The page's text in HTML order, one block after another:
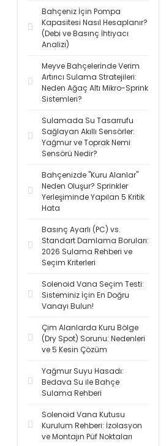
Bahçeniz İçin Pompa
Kapasitesi Nasıl Hesaplanır?
(Debi ve Basınç İhtiyacı
Analizi)
Meyve Bahçelerinde Verim
Artırıcı Sulama Stratejileri:
Neden Ağaç Altı Mikro-Sprink
Sistemleri?
Sulamada Su Tasarrufu
Sağlayan Akıllı Sensörler:
Yağmur ve Toprak Nemi
Sensörü Nedir?
Bahçenizde "Kuru Alanlar"
Neden Oluşur? Sprinkler
Yerleşiminde Yapılan 5 Kritik
Hata
Basınç Ayarlı (PC) vs.
Standart Damlama Boruları:
2026 Sulama Rehberi ve
Seçim Kriterleri
Solenoid Vana Seçim Testi:
Sisteminiz İçin En Doğru
Vanayı Bulun!
Çim Alanlarda Kuru Bölge
(Dry Spot) Sorunu: Nedenleri
ve 5 Kesin Çözüm
Yağmur Suyu Hasadı:
Bedava Su ile Bahçe
Sulama Rehberi
Solenoid Vana Kutusu
Kurulum Rehberi: İzolasyon
ve Montajın Püf Noktaları